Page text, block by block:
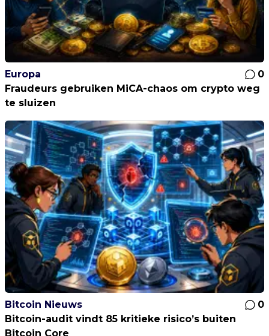
Europa
0
Fraudeurs gebruiken MiCA-chaos om crypto weg
te sluizen
Bitcoin Nieuws
0
Bitcoin-audit vindt 85 kritieke risico’s buiten
Bitcoin Core